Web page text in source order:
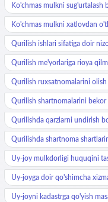
Ko'chmas mulkni sug'urtalash
Ko'chmas mulkni xatlovdan
Qurilish ishlari sifatiga doir
Qurilish me'yorlariga rioya
Qurilish ruxsatnomalarini
Qurilish shartnomalarini
Qurilishda qarzlarni undirish
Qurilishda shartnoma
Uy-joy mulkdorligi huquqini
Uy-joyga doir qo'shimcha
Uy-joyni kadastrga qo'yish